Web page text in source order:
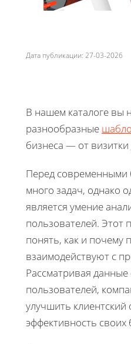
Дата публикации: 27-03-2026
В нашем каталоге вы
разнообразные
бизнеса — от
Перед современными
много задач, однако
является умение
пользователей. Этот
понять, как и почему
взаимодействуют с
Рассматривая данные
пользователей,
улучшить
эффективность своих